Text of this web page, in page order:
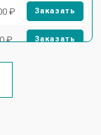
₽ Заказать
₽ Заказать
₽